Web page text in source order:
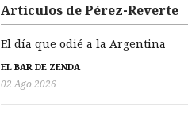
Artículos de Pérez-Reverte
El día que odié a la Argentina
EL BAR DE ZENDA
02 Ago 2026